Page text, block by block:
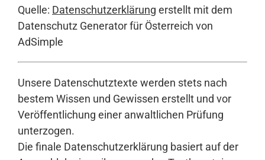
Quelle: Datenschutzerklärung erstellt mit dem
Datenschutz Generator für Österreich von
AdSimple
Unsere Datenschutztexte werden stets nach
bestem Wissen und Gewissen erstellt und vor
Veröffentlichung einer anwaltlichen Prüfung
unterzogen.
Die finale Datenschutzerklärung basiert auf der